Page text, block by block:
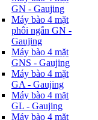
GN - Gaujing
Máy bào 4 mặt
phôi ngắn GN -
Gaujing
Máy bào 4 mặt
GNS - Gaujing
Máy bào 4 mặt
GA - Gaujing
Máy bào 4 mặt
GL - Gaujing
Máy bào 4 mặt